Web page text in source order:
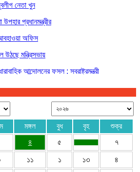
নেতা খুন
প্রধানমন্ত্রীর
আবহাওয়া অফিস
মন্ত্রিসভায়
আন্দোলনের ফসল : স্বরাষ্ট্রমন্ত্রী
মঙ্গল বুধ বৃহ
শুক্র
৪ ৫ ৭
১১ ১ ১৩ ৪